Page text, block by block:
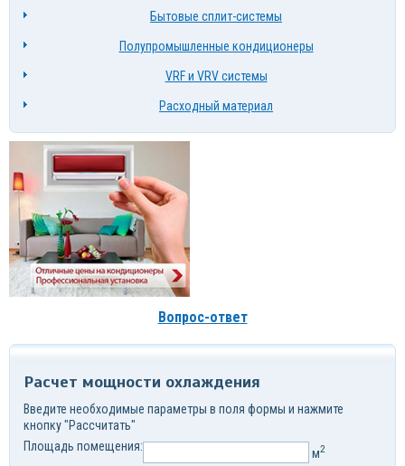
Бытовые сплит-системы
Полупромышленные кондиционеры
VRF и VRV системы
Расходный материал
Вопрос-ответ
Расчет мощности охлаждения
Введите необходимые параметры в поля формы и нажмите
кнопку "Рассчитать"
Площадь помещения:
м2